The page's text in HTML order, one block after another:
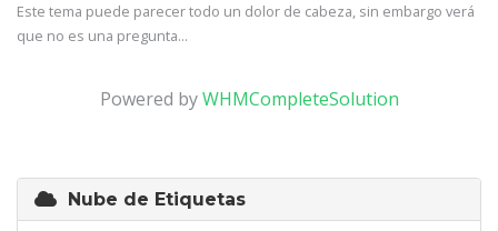
Este tema puede parecer todo un dolor de cabeza, sin embargo verá
que no es una pregunta...
Powered byWHMCompleteSolution
Nube de Etiquetas